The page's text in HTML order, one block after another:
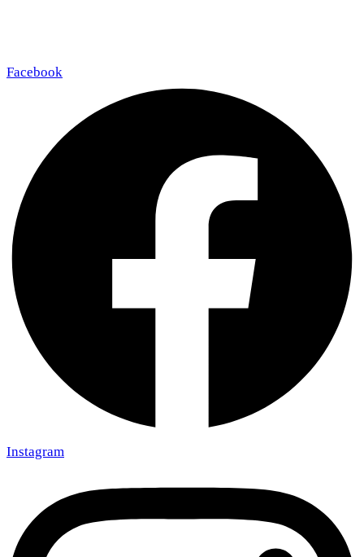
Facebook
Instagram